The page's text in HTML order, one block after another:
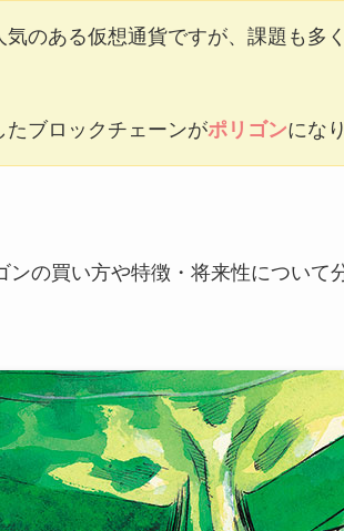
気のある仮想通貨ですが、課題も多
たブロックチェーンがポリゴンにな
の買い方や特徴・将来性について